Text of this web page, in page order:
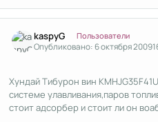
kaspyG Пользователи
Опубликовано:6 октября 2009
Хундай Тибурон вин
системе улавливания,паров
стоит адсорбер и стоит ли он